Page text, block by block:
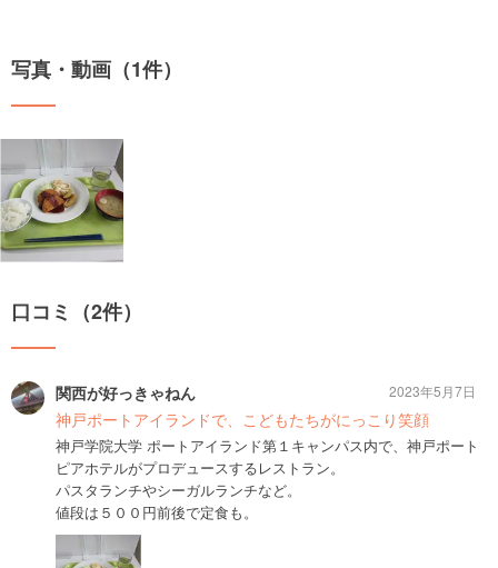
写真・動画（1件）
口コミ（2件）
関西が好っきゃねん
神戸ポートアイランドで、こどもたちがにっこり笑顔
神戸学院大学 ポートアイランド第１キャンパス内で、神戸ポート
ピアホテルがプロデュースするレストラン。
パスタランチやシーガルランチなど。
値段は５００円前後で定食も。
2023年5月7日